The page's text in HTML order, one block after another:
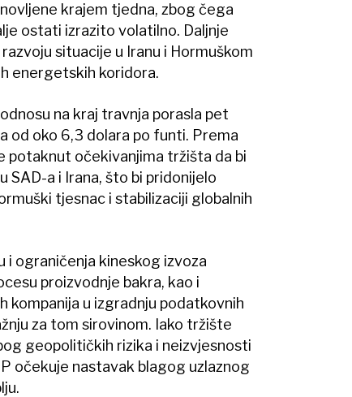
krajem tjedna, zbog čega
ostati izrazito volatilno. Daljnje
situacije u Iranu i Hormuškom
energetskih koridora.
na kraj travnja porasla pet
od oko 6,3 dolara po funti. Prema
potaknut očekivanjima tržišta da bi
SAD-a i Irana, što bi pridonijelo
tjesnac i stabilizaciji globalnih
i ograničenja kineskog izvoza
proizvodnje bakra, kao i
kompanija u izgradnju podatkovnih
za tom sirovinom. Iako tržište
geopolitičkih rizika i neizvjesnosti
očekuje nastavak blagog uzlaznog